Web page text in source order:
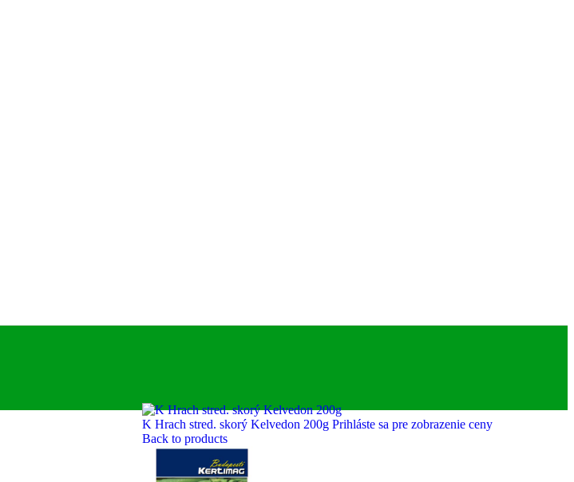
K Hrach stred. skorý Kelvedon 200g Prihláste sa pre zobrazenie ceny
Back to products